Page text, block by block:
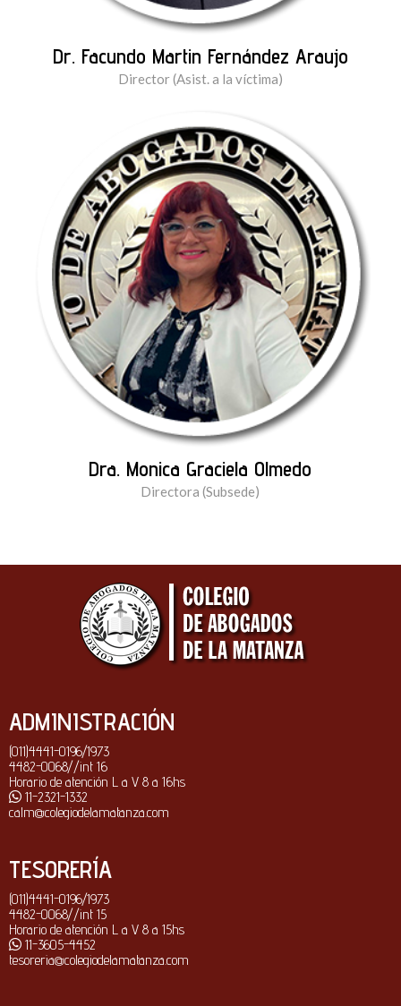
Dr. Facundo Martin Fernández Araujo
Director (Asist. a la víctima)
Dra. Monica Graciela Olmedo
Directora (Subsede)
ADMINISTRACIÓN
(011)4441-0196/1973
4482-0068//int 16
Horario de atención L a V 8 a 16hs
11-2321-1332
calm@colegiodelamatanza.com
TESORERÍA
(011)4441-0196/1973
4482-0068//int 15
Horario de atención L a V 8 a 15hs
11-3605-4452
tesoreria@colegiodelamatanza.com